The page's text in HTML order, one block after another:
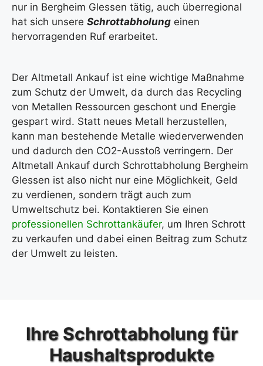
nur in Bergheim Glessen tätig, auch überregional
hat sich unsere Schrottabholung einen
hervorragenden Ruf erarbeitet.
Der Altmetall Ankauf ist eine wichtige Maßnahme
zum Schutz der Umwelt, da durch das Recycling
von Metallen Ressourcen geschont und Energie
gespart wird. Statt neues Metall herzustellen,
kann man bestehende Metalle wiederverwenden
und dadurch den CO2-Ausstoß verringern. Der
Altmetall Ankauf durch Schrottabholung Bergheim
Glessen ist also nicht nur eine Möglichkeit, Geld
zu verdienen, sondern trägt auch zum
Umweltschutz bei. Kontaktieren Sie einen
professionellen Schrottankäufer, um Ihren Schrott
zu verkaufen und dabei einen Beitrag zum Schutz
der Umwelt zu leisten.
Ihre Schrottabholung für
Haushaltsprodukte